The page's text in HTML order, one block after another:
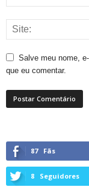
Salve meu nome,
que eu comentar.
87 Fãs
8 Seguidores